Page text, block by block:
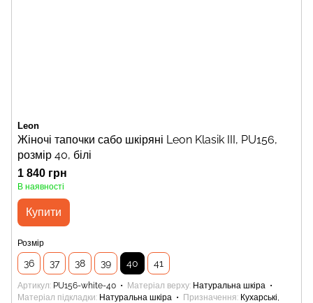
Leon
Жіночі тапочки сабо шкіряні Leon Klasik III, PU156,
розмір 40, білі
1 840 грн
В наявності
Купити
Розмір
36 37 38 39 40 41
Артикул PU156-white-40 Матеріал верху Натуральна шкіра
Матеріал підкладки Натуральна шкіра Призначення Кухарські,